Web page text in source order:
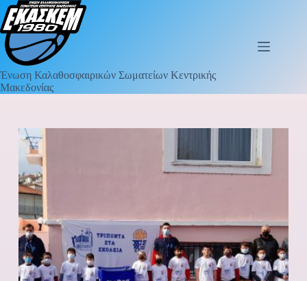
Ένωση Καλαθοσφαιρικών Σωματείων Κεντρικής
Μακεδονίας